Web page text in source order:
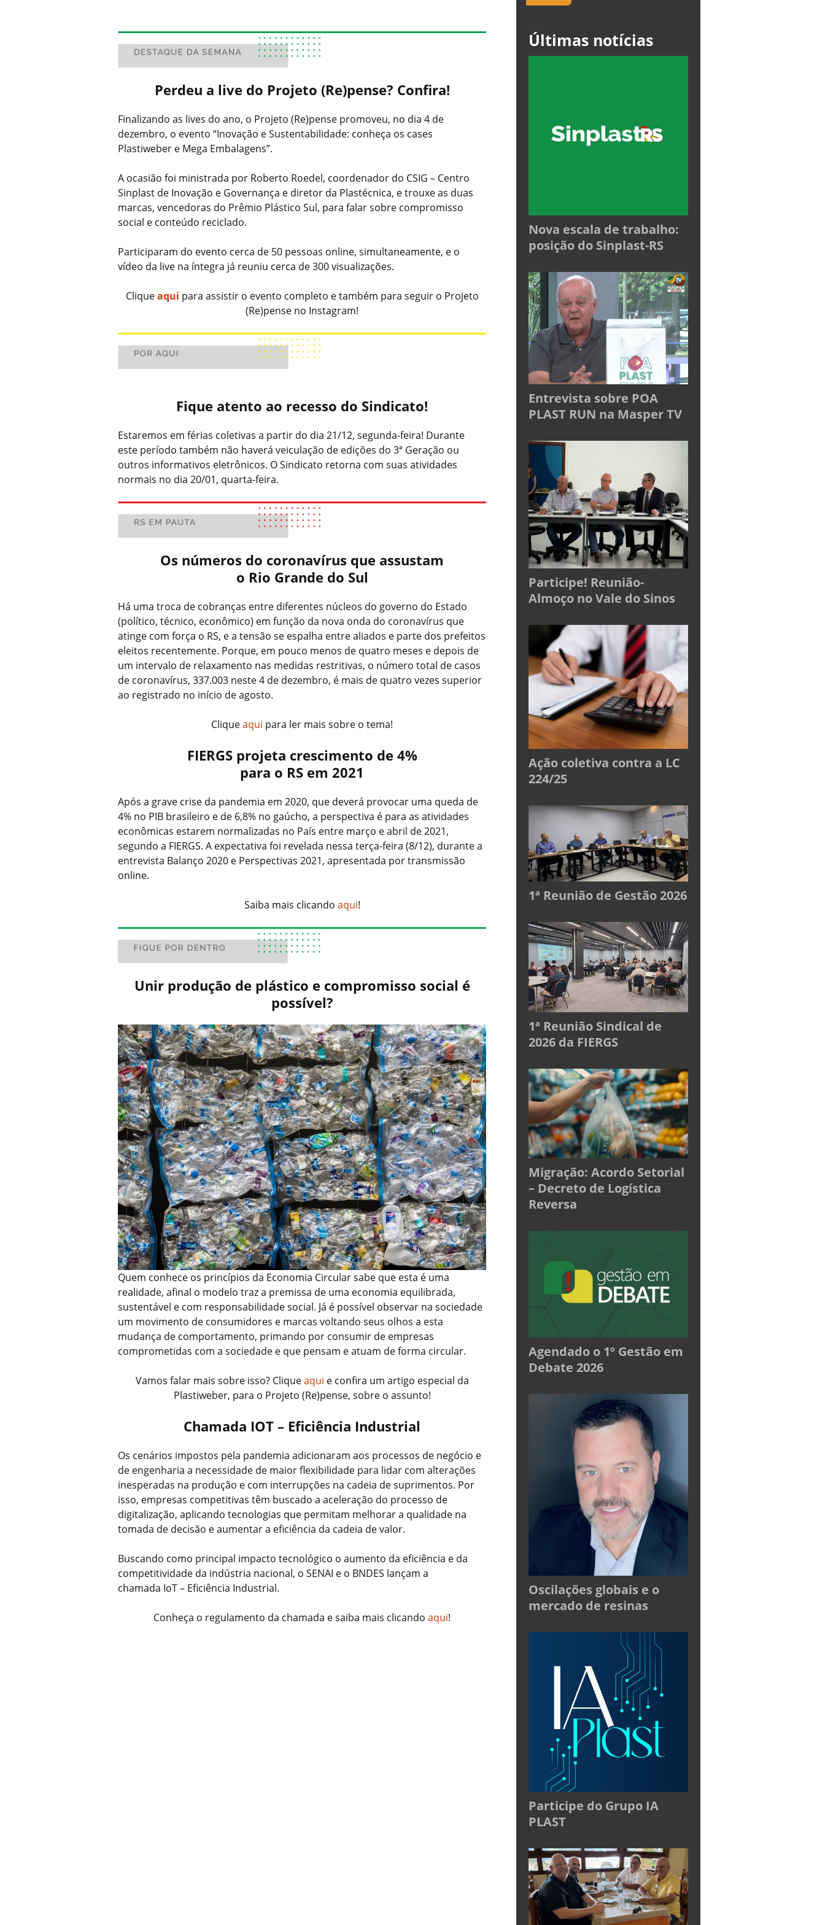
Perdeu a live do Projeto (Re)pense? Confira!
Finalizando as lives do ano, o Projeto (Re)pense promoveu, no dia 4 de
dezembro, o evento “Inovação e Sustentabilidade: conheça os cases
Plastiweber e Mega Embalagens”.
A ocasião foi ministrada por Roberto Roedel, coordenador do CSIG – Centro
Sinplast de Inovação e Governança e diretor da Plastécnica, e trouxe as duas
marcas, vencedoras do Prêmio Plástico Sul, para falar sobre compromisso
social e conteúdo reciclado.
Participaram do evento cerca de 50 pessoas online, simultaneamente, e o
vídeo da live na íntegra já reuniu cerca de 300 visualizações.
Cliqueaqui para assistir o evento completo e também para seguir o Projeto
(Re)pense no Instagram!
Fique atento ao recesso do Sindicato!
Estaremos em férias coletivas a partir do dia 21/12, segunda-feira! Durante
este período também não haverá veiculação de edições do 3ª Geração ou
outros informativos eletrônicos. O Sindicato retorna com suas atividades
normais no dia 20/01, quarta-feira.
Os números do coronavírus que assustam
o Rio Grande do Sul
Há uma troca de cobranças entre diferentes núcleos do governo do Estado
(político, técnico, econômico) em função da nova onda do coronavírus que
atinge com força o RS, e a tensão se espalha entre aliados e parte dos prefeitos
eleitos recentemente. Porque, em pouco menos de quatro meses e depois de
um intervalo de relaxamento nas medidas restritivas, o número total de casos
de coronavírus, 337.003 neste 4 de dezembro, é mais de quatro vezes superior
ao registrado no início de agosto.
Cliqueaqui para ler mais sobre o tema!
FIERGS projeta crescimento de 4%
para o RS em 2021
Após a grave crise da pandemia em 2020, que deverá provocar uma queda de
4% no PIB brasileiro e de 6,8% no gaúcho, a perspectiva é para as atividades
econômicas estarem normalizadas no País entre março e abril de 2021,
segundo a FIERGS. A expectativa foi revelada nessa terça-feira (8/12), durante a
entrevista Balanço 2020 e Perspectivas 2021, apresentada por transmissão
online.
Saiba mais clicando aqui!
Unir produção de plástico e compromisso social é
possível?
Quem conhece os princípios da Economia Circular sabe que esta é uma
realidade, afinal o modelo traz a premissa de uma economia equilibrada,
sustentável e com responsabilidade social. Já é possível observar na sociedade
um movimento de consumidores e marcas voltando seus olhos a esta
mudança de comportamento, primando por consumir de empresas
comprometidas com a sociedade e que pensam e atuam de forma circular.
Vamos falar mais sobre isso? Cliqueaqui e confira um artigo especial da
Plastiweber, para o Projeto (Re)pense, sobre o assunto!
Chamada IOT – Eficiência Industrial
Os cenários impostos pela pandemia adicionaram aos processos de negócio e
de engenharia a necessidade de maior flexibilidade para lidar com alterações
inesperadas na produção e com interrupções na cadeia de suprimentos. Por
isso, empresas competitivas têm buscado a aceleração do processo de
digitalização, aplicando tecnologias que permitam melhorar a qualidade na
tomada de decisão e aumentar a eficiência da cadeia de valor.
Buscando como principal impacto tecnológico o aumento da eficiência e da
competitividade da indústria nacional, o SENAI e o BNDES lançam a
chamada IoT – Eficiência Industrial.
Conheça o regulamento da chamada e saiba mais clicando aqui!
Últimas notícias
Nova escala de trabalho:
posição do Sinplast-RS
Entrevista sobre POA
PLAST RUN na Masper TV
Participe! Reunião-
Almoço no Vale do Sinos
Ação coletiva contra a LC
224/25
1ª Reunião de Gestão 2026
1ª Reunião Sindical de
2026 da FIERGS
Migração: Acordo Setorial
– Decreto de Logística
Reversa
Agendado o 1º Gestão em
Debate 2026
Oscilações globais e o
mercado de resinas
Participe do Grupo IA
PLAST